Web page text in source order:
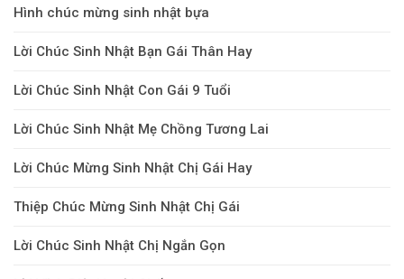
Hình chúc mừng sinh nhật bựa
Lời Chúc Sinh Nhật Bạn Gái Thân Hay
Lời Chúc Sinh Nhật Con Gái 9 Tuổi
Lời Chúc Sinh Nhật Mẹ Chồng Tương Lai
Lời Chúc Mừng Sinh Nhật Chị Gái Hay
Thiệp Chúc Mừng Sinh Nhật Chị Gái
Lời Chúc Sinh Nhật Chị Ngắn Gọn